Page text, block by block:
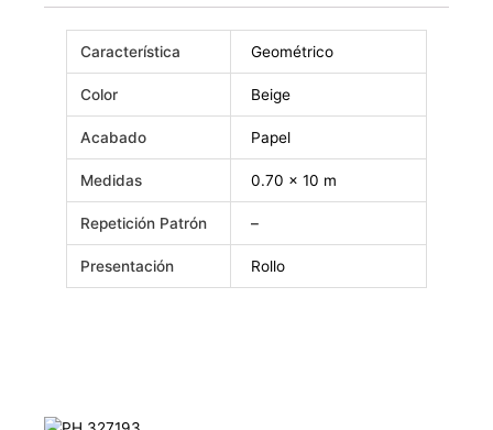
Característica Geométrico
Color Beige
Acabado Papel
Medidas 0.70 x 10 m
Repetición Patrón –
Presentación Rollo